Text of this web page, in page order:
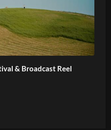
& Broadcast Reel